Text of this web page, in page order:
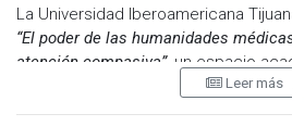
La Universidad Iberoamericana
“El poder de las humanidades
atención compasiva”, un espacio
la participación de distinguidos
University y que reunió a
Leer más